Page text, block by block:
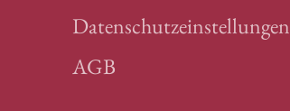
Datenschutzeinstellungen
AGB